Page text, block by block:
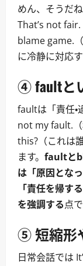
めん、そうだ
That’s not
blame game.
に冷静に対応
④ faultと
faultは「責任・
not my fault.
this?（これは
ます。 faultと
は「原因とな
「責任を帰す
を強調する点
⑤ 短縮形
日常会話では